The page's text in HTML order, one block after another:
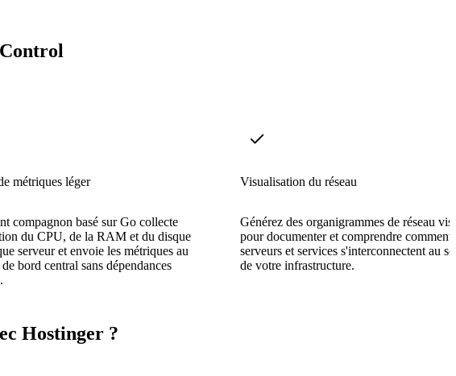
métriques léger
compagnon basé sur Go collecte
du CPU, de la RAM et du disque
serveur et envoie les métriques au
bord central sans dépendances
Visualisation du réseau
Générez des organigrammes de réseau
pour documenter et comprendre comment
serveurs et services s'interconnectent au
de votre infrastructure.
Hostinger ?